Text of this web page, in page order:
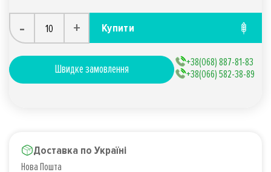
- + Купити
Швидке замовлення
+38(068) 887-81-83
+38(066) 582-38-89
Доставка по Україні
Нова Пошта